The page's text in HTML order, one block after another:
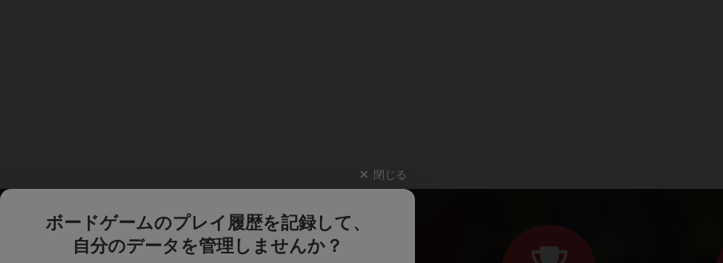
閉じる
ボードゲームのプレイ履歴を記録して、
自分のデータを管理しませんか？